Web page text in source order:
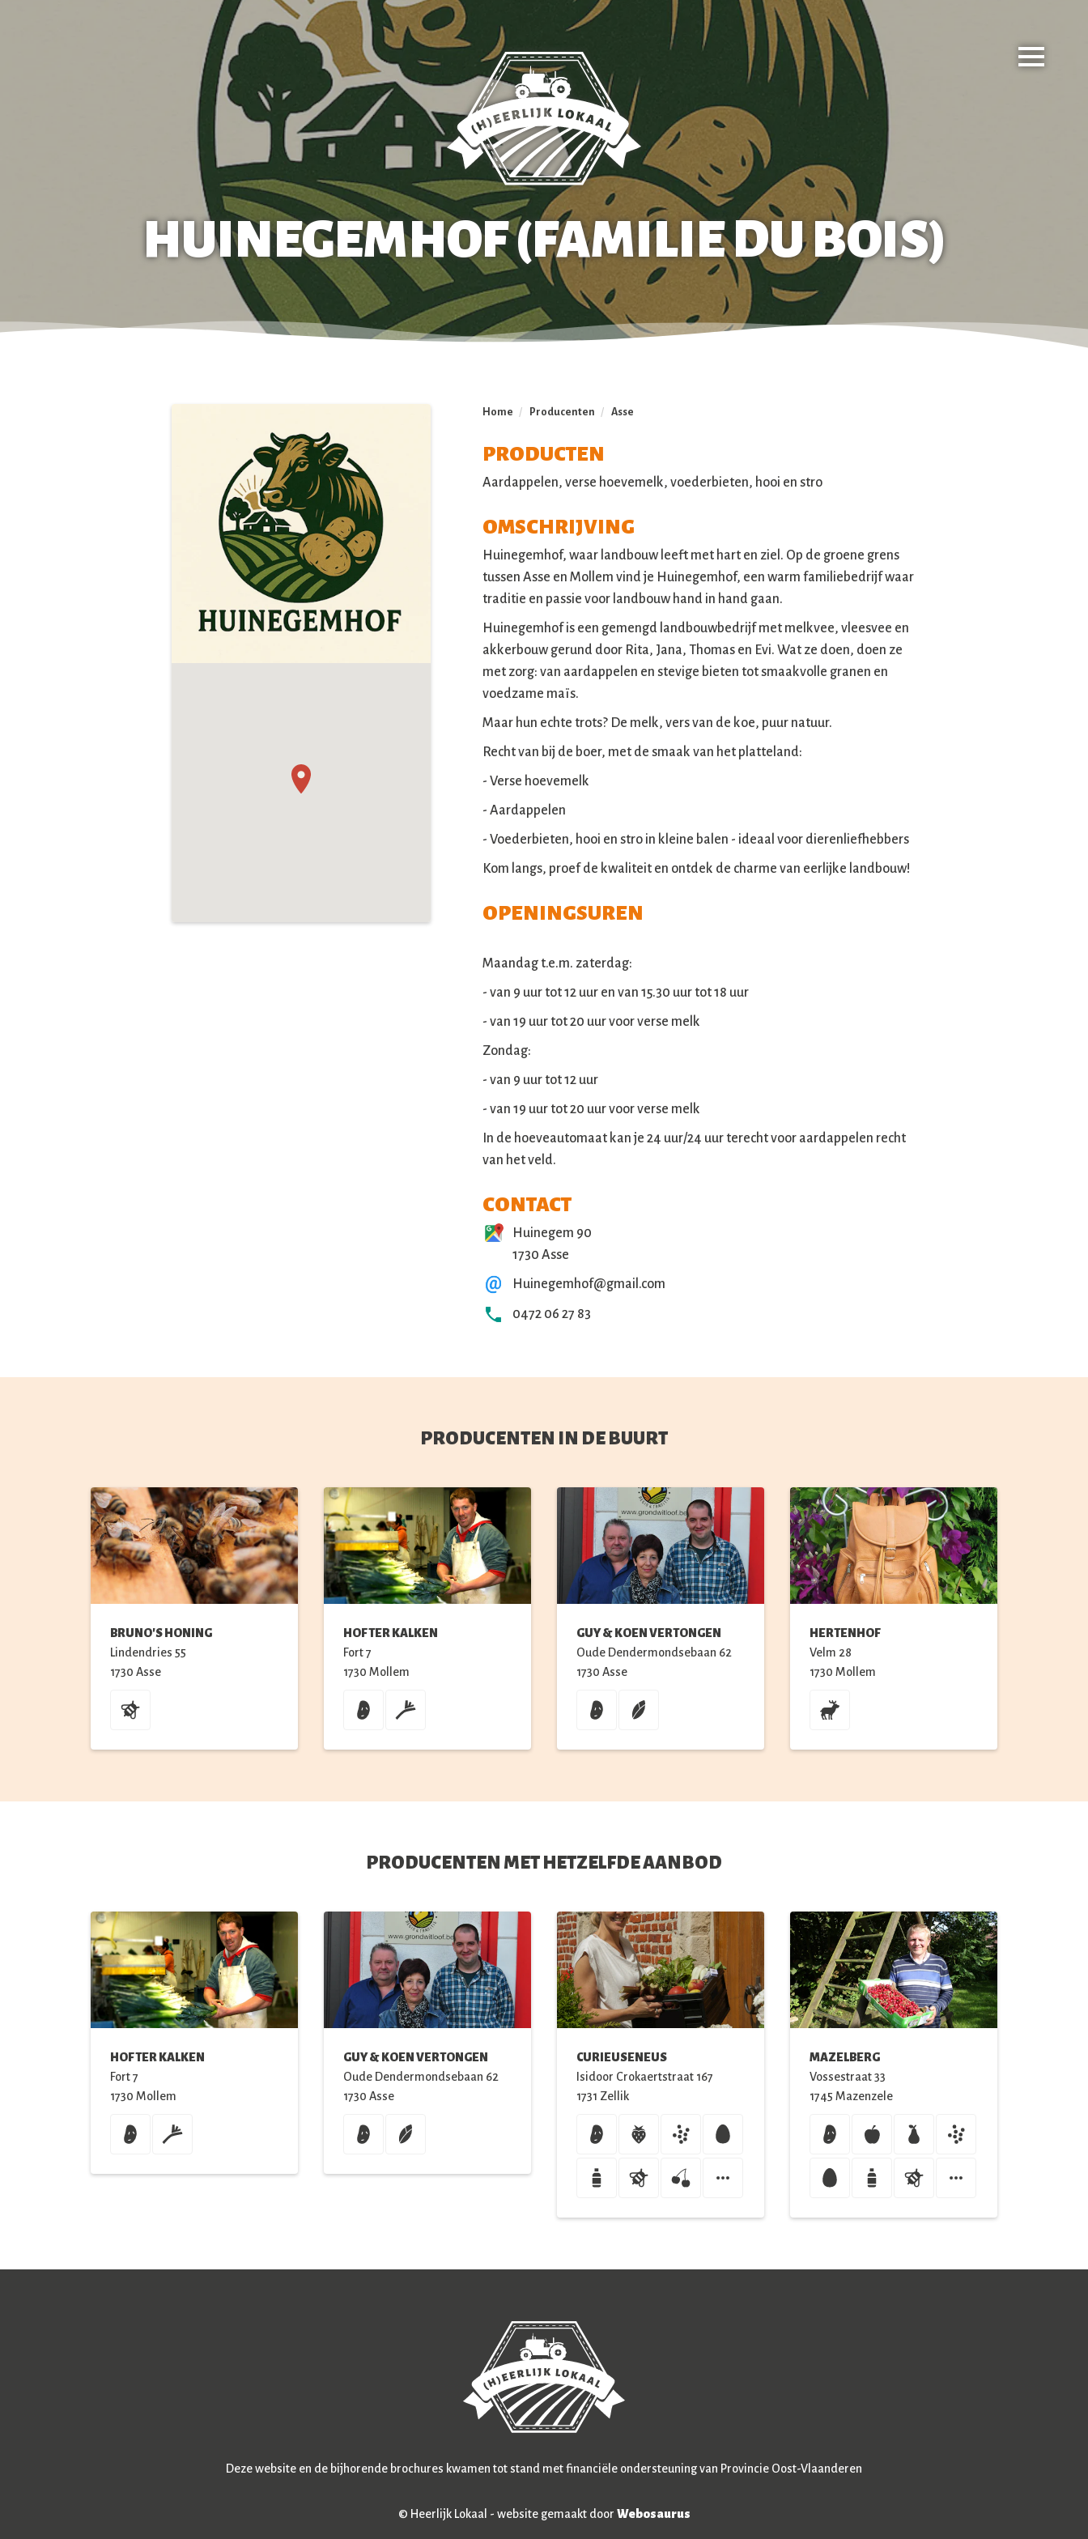
HUINEGEMHOF (FAMILIE DU BOIS)
Home / Producenten / Asse
PRODUCTEN
Aardappelen, verse hoevemelk, voederbieten, hooi en stro
OMSCHRIJVING
Huinegemhof, waar landbouw leeft met hart en ziel. Op de groene grens
tussen Asse en Mollem vind je Huinegemhof, een warm familiebedrijf waar
traditie en passie voor landbouw hand in hand gaan.
Huinegemhof is een gemengd landbouwbedrijf met melkvee, vleesvee en
akkerbouw gerund door Rita, Jana, Thomas en Evi. Wat ze doen, doen ze
met zorg: van aardappelen en stevige bieten tot smaakvolle granen en
voedzame maïs.
Maar hun echte trots? De melk, vers van de koe, puur natuur.
Recht van bij de boer, met de smaak van het platteland:
- Verse hoevemelk
- Aardappelen
- Voederbieten, hooi en stro in kleine balen - ideaal voor dierenliefhebbers
Kom langs, proef de kwaliteit en ontdek de charme van eerlijke landbouw!
OPENINGSUREN
Maandag t.e.m. zaterdag:
- van 9 uur tot 12 uur en van 15.30 uur tot 18 uur
- van 19 uur tot 20 uur voor verse melk
Zondag:
- van 9 uur tot 12 uur
- van 19 uur tot 20 uur voor verse melk
In de hoeveautomaat kan je 24 uur/24 uur terecht voor aardappelen recht
van het veld.
CONTACT
Huinegem 90
1730 Asse
Huinegemhof@gmail.com
0472 06 27 83
PRODUCENTEN IN DE BUURT
BRUNO'S HONING
Lindendries 55
1730 Asse
HOF TER KALKEN
Fort7
1730 Mollem
GUY & KOEN VERTONGEN
Oude Dendermondsebaan 62
1730 Asse
HERTENHOF
Velm 28
1730 Mollem
PRODUCENTEN MET HETZELFDE AANBOD
HOF TER KALKEN
Fort7
1730 Mollem
GUY & KOEN VERTONGEN
Oude Dendermondsebaan 62
1730 Asse
CURIEUSENEUS
Isidoor Crokaertstraat 167
1731 Zellik
MAZELBERG
Vossestraat33
1745 Mazenzele
Deze website en de bijhorende brochures kwamen tot stand met financiële ondersteuning van Provincie Oost-Vlaanderen
© Heerlijk Lokaal - website gemaakt door Webosaurus